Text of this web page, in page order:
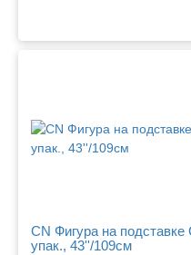
CN Фигура на подставке
упак., 43''/109см